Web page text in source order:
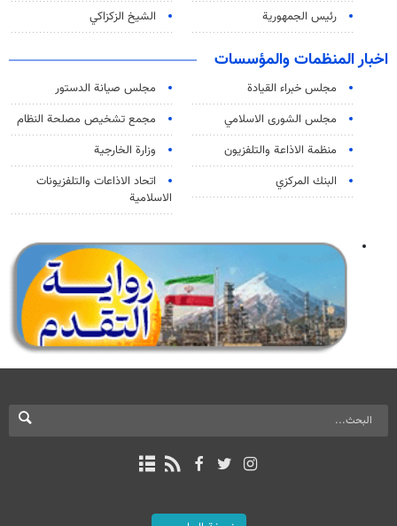
رئيس الجمهورية
الشيخ الزكزاكي
اخبار المنظمات والمؤسسات
مجلس خبراء القيادة
مجلس صيانة الدستور
مجلس الشورى الاسلامي
مجمع تشخيص مصلحة النظام
منظمة الاذاعة والتلفزیون
وزارة الخارجية
البنك المركزي
اتحاد الاذاعات والتلفزيونات
الاسلامية